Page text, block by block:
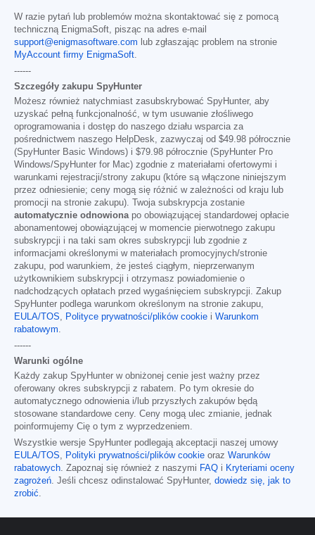
W razie pytań lub problemów można skontaktować się z pomocą
techniczną EnigmaSoft, pisząc na adres e-mail
support@enigmasoftware.com lub zgłaszając problem na stronie
MyAccount firmy EnigmaSoft.
------
Szczegóły zakupu SpyHunter
Możesz również natychmiast zasubskrybować SpyHunter, aby
uzyskać pełną funkcjonalność, w tym usuwanie złośliwego
oprogramowania i dostęp do naszego działu wsparcia za
pośrednictwem naszego HelpDesk, zazwyczaj od $49.98 półrocznie
(SpyHunter Basic Windows) i $79.98 półrocznie (SpyHunter Pro
Windows/SpyHunter for Mac) zgodnie z materiałami ofertowymi i
warunkami rejestracji/strony zakupu (które są włączone niniejszym
przez odniesienie; ceny mogą się różnić w zależności od kraju lub
promocji na stronie zakupu). Twoja subskrypcja zostanie
automatycznie odnowionapo obowiązującej standardowej opłacie
abonamentowej obowiązującej w momencie pierwotnego zakupu
subskrypcji i na taki sam okres subskrypcji lub zgodnie z
informacjami określonymi w materiałach promocyjnych/stronie
zakupu, pod warunkiem, że jesteś ciągłym, nieprzerwanym
użytkownikiem subskrypcji i otrzymasz powiadomienie o
nadchodzących opłatach przed wygaśnięciem subskrypcji. Zakup
SpyHunter podlega warunkom określonym na stronie zakupu,
EULA/TOS, Polityce prywatności/plików cookie i Warunkom
rabatowym.
------
Warunki ogólne
Każdy zakup SpyHunter w obniżonej cenie jest ważny przez
oferowany okres subskrypcji z rabatem. Po tym okresie do
automatycznego odnowienia i/lub przyszłych zakupów będą
stosowane standardowe ceny. Ceny mogą ulec zmianie, jednak
poinformujemy Cię o tym z wyprzedzeniem.
Wszystkie wersje SpyHunter podlegają akceptacji naszej umowy
EULA/TOS, Polityki prywatności/plików cookie oraz Warunków
rabatowych. Zapoznaj się również z naszymi FAQ i Kryteriami oceny
zagrożeń. Jeśli chcesz odinstalować SpyHunter, dowiedz się, jak to
zrobić.